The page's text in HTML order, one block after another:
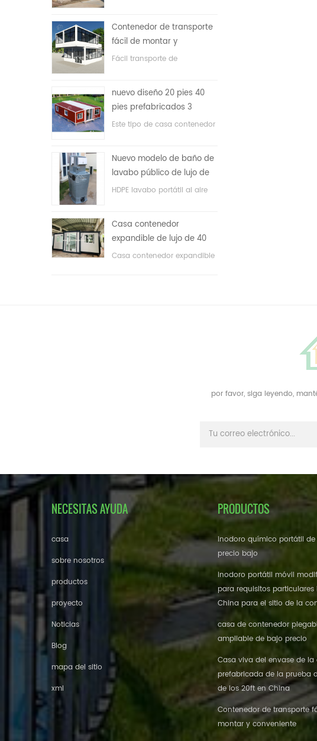
Contenedor de transporte
fácil de montar y
conveniente
Fácil transporte de
nuevo diseño 20 pies 40
pies prefabricados 3
dormitorios pequeña casa
Este tipo de casa contenedor
dormitorios, un baño y con
sistema eléctrico.
Nuevo modelo de baño de
lavabo público de lujo de
plástico HDPE de doble
HDPE lavabo portátil al aire
Casa contenedor
expandible de lujo de 40
pies con tres dormitorios
Casa contenedor expandible
por favor, siga leyendo,
NECESITAS AYUDA
casa
sobre nosotros
productos
proyecto
Noticias
Blog
mapa del sitio
xml
PRODUCTOS
inodoro químico portátil
precio bajo
inodoro portátil móvil
para requisitos
China para el sitio de la
casa de contenedor
ampliable de bajo precio
Casa viva del envase de la
prefabricada de la prueba
de los 20ft en China
Contenedor de transporte
montar y conveniente